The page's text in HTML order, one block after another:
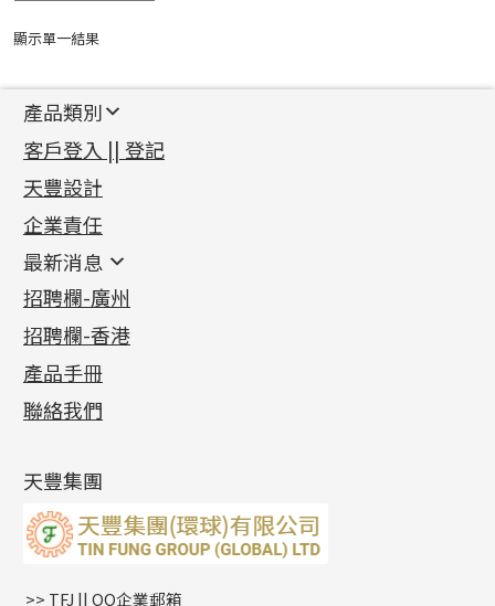
顯示單一結果
產品類別
新產品
足金系列
足金配件
機織鏈系列
珠仔鏈
镶口链
管狀網鏈
十字車花鏈系列
十字閃O鏈系列
十字錘打鏈系列
側身車花鏈系列
側身鏈系列
雙十字鏈系列
水波鏈系列
蛇骨鏈系列
鏈尾系列
首飾配件
耳環類配件
卷迫系列
螺絲迫系列
梅花迫系列
平臺迫系列
綫拍系列
美拍系列
耳環扣系列
耳綫/耳鈎系列
耳環爪頭
耳環
鏈類配件
動感車花吊墜
調節珠系列
生圈扣系列
龍蝦扣系列
鴨俐制系列
字母吊墜
相盒吊墜
項鏈吊墜
生肖吊墜
其他類配件
珠盤系列
袖口鈕系列
焊片及鐳射綫
空心車花管
珠類配件
無孔光身珠
空心光身珠
無孔批花珠
鑲口類
四爪頭系列
六爪頭系列
車花片
動感車花片
鑲口戒指
鑲口手鏈系列
首飾系列
手镯系列
戒指系列
空心耳環
空心车花管首饰链
空心手鐲系列
貴金屬原料
千足金
記憶金屬系列
記憶戒指
拉簧珠珠手鏈
記憶鈦手鐲
客戶登入 || 登記
天豐設計
企業責任
最新消息
最新消息
各項證書(2)
相片集(9)
展覽會資訊
最新產品資訊
招聘欄-廣州
招聘欄-香港
產品手冊
聯絡我們
天豐集團
>> TFJ || QQ企業郵箱